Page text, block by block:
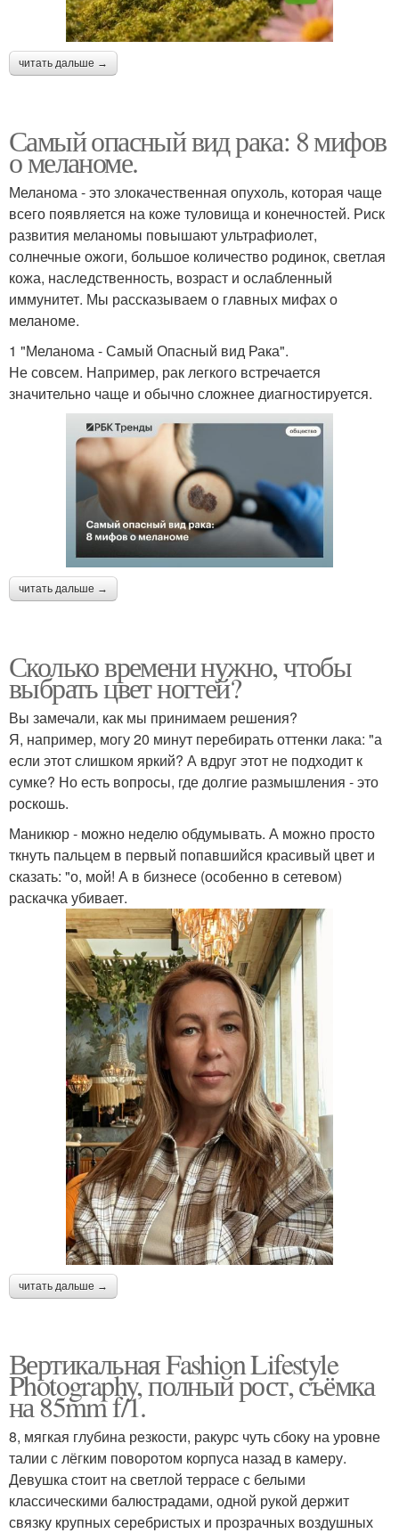
читать дальше →
Самый опасный вид рака: 8 мифов
о меланоме.
Меланома - это злокачественная опухоль, которая чаще
всего появляется на коже туловища и конечностей. Риск
развития меланомы повышают ультрафиолет,
солнечные ожоги, большое количество родинок, светлая
кожа, наследственность, возраст и ослабленный
иммунитет. Мы рассказываем о главных мифах о
меланоме.
1 "Меланома - Самый Опасный вид Рака".
Не совсем. Например, рак легкого встречается
значительно чаще и обычно сложнее диагностируется.
читать дальше →
Сколько времени нужно, чтобы
выбрать цвет ногтей?
Вы замечали, как мы принимаем решения?
Я, например, могу 20 минут перебирать оттенки лака: "а
если этот слишком яркий? А вдруг этот не подходит к
сумке? Но есть вопросы, где долгие размышления - это
роскошь.
Маникюр - можно неделю обдумывать. А можно просто
ткнуть пальцем в первый попавшийся красивый цвет и
сказать: "о, мой! А в бизнесе (особенно в сетевом)
раскачка убивает.
читать дальше →
Вертикальная Fashion Lifestyle
Photography, полный рост, съёмка
на 85mm f/1.
8, мягкая глубина резкости, ракурс чуть сбоку на уровне
талии с лёгким поворотом корпуса назад в камеру.
Девушка стоит на светлой террасе с белыми
классическими балюстрадами, одной рукой держит
связку крупных серебристых и прозрачных воздушных